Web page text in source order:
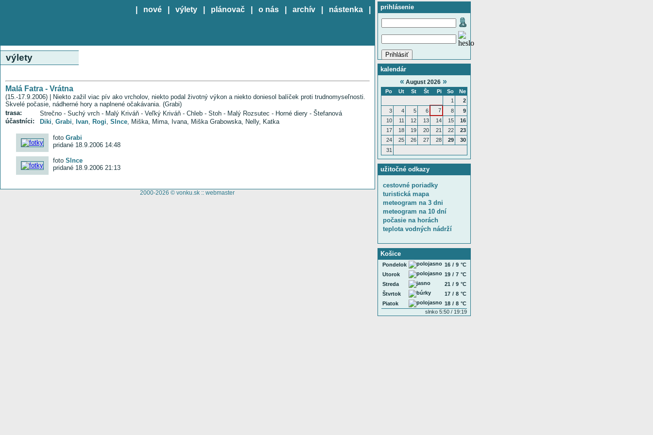
nové výlety plánovač o nás archív nástenka prihlásenie
kalendár
« August 2026 »
Po Ut St Št Pi So
Ne
1
2
3
4 5 6 7 8
9
10
11 12 13 14 15
16
17
18 19 20 21 22
23
24
25 26 27 28 29
30
31
užitočné odkazy
cestovné poriadky
turistická mapa
meteogram na 3 dni
meteogram na 10 dní
počasie na horách
teplota vodných nádrží
Košice
Pondelok 16 / 9 °C
Utorok
19 / 7 °C
Streda
21 / 9 °C
Štvrtok
17 / 8 °C
Piatok
18 / 8 °C
slnko 5:50 / 19:19
výlety
Malá Fatra - Vrátna
(15.-17.9.2006) | Niekto zažil viac pív ako vrcholov, niekto podal životný výkon a niekto doniesol balíček proti trudnomyseľnosti.
Skvelé počasie, nádherné hory a naplnené očakávania. (Grabi)
trasa:
Strečno - Suchý vrch - Malý Kriváň - Veľký Kriváň - Chleb - Stoh - Malý Rozsutec - Horné diery - Štefanová
účastníci:
Diki, Grabi, Ivan, Rogi, Slnce, Miška, Mima, Ivana, Miška Grabowska, Nelly, Katka
foto Grabi
pridané 18.9.2006 14:48
foto Slnce
pridané 18.9.2006 21:13
2000-2026 © vonku.sk :: webmaster